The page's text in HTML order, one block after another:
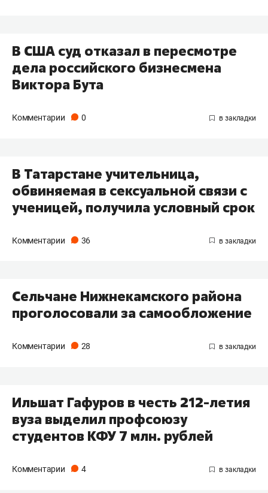
В США суд отказал в пересмотре
дела российского бизнесмена
Виктора Бута
Комментарии 0
В Татарстане учительница,
обвиняемая в сексуальной связи с
ученицей, получила условный срок
Комментарии 36
Сельчане Нижнекамского района
проголосовали за самообложение
Комментарии 28
Ильшат Гафуров в честь 212-летия
вуза выделил профсоюзу
студентов КФУ 7 млн. рублей
Комментарии 4